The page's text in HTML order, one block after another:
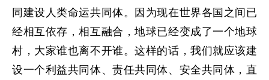
同建设人类命运共同体。因为现在世界各国之间已
经相互依存，相互融合，地球已经变成了一个地球
村，大家谁也离不开谁。这样的话，我们就应该建
设一个利益共同体、责任共同体、安全共同体，直